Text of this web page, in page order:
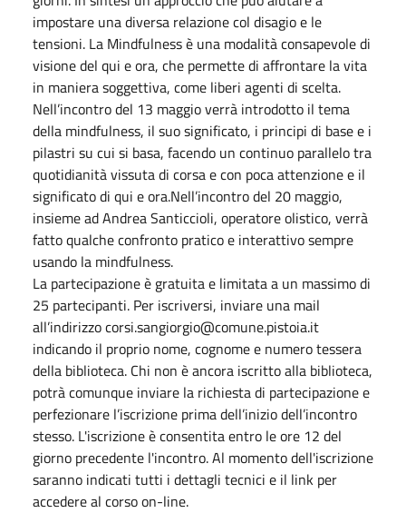
impostare una diversa relazione col disagio e le
tensioni. La Mindfulness è una modalità consapevole di
visione del qui e ora, che permette di affrontare la vita
in maniera soggettiva, come liberi agenti di scelta.
Nell’incontro del 13 maggio verrà introdotto il tema
della mindfulness, il suo significato, i principi di base e i
pilastri su cui si basa, facendo un continuo parallelo tra
quotidianità vissuta di corsa e con poca attenzione e il
significato di qui e ora.Nell’incontro del 20 maggio,
insieme ad Andrea Santiccioli, operatore olistico, verrà
fatto qualche confronto pratico e interattivo sempre
usando la mindfulness.
La partecipazione è gratuita e limitata a un massimo di
25 partecipanti. Per iscriversi, inviare una mail
all’indirizzo corsi.sangiorgio@comune.pistoia.it
indicando il proprio nome, cognome e numero tessera
della biblioteca. Chi non è ancora iscritto alla biblioteca,
potrà comunque inviare la richiesta di partecipazione e
perfezionare l’iscrizione prima dell’inizio dell’incontro
stesso. L'iscrizione è consentita entro le ore 12 del
giorno precedente l'incontro. Al momento dell'iscrizione
saranno indicati tutti i dettagli tecnici e il link per
accedere al corso on-line.